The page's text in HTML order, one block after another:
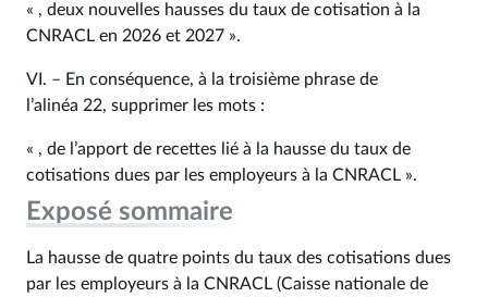
« , deux nouvelles hausses du taux de cotisation à la
CNRACL en 2026 et 2027 ».
VI. – En conséquence, à la troisième phrase de
l’alinéa 22, supprimer les mots :
« , de l’apport de recettes lié à la hausse du taux de
cotisations dues par les employeurs à la CNRACL ».
Exposé sommaire
La hausse de quatre points du taux des cotisations dues
par les employeurs à la CNRACL (Caisse nationale de